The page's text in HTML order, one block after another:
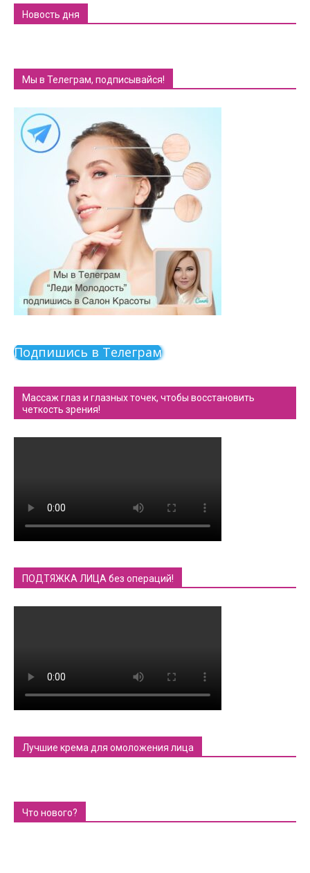
Новость дня
Мы в Телеграм, подписывайся!
Подпишись в Телеграм
Массаж глаз и глазных точек, чтобы восстановить
четкость зрения!
ПОДТЯЖКА ЛИЦА без операций!
Лучшие крема для омоложения лица
Что нового?